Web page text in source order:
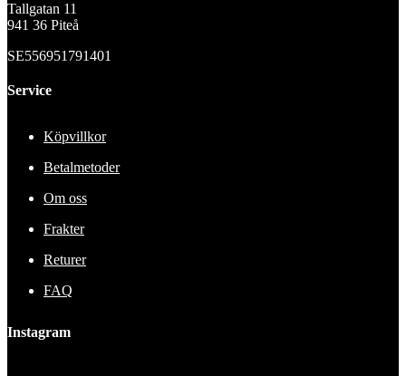
Tallgatan 11
941 36 Piteå
SE556951791401
Service
Köpvillkor
Betalmetoder
Om oss
Frakter
Returer
FAQ
Instagram